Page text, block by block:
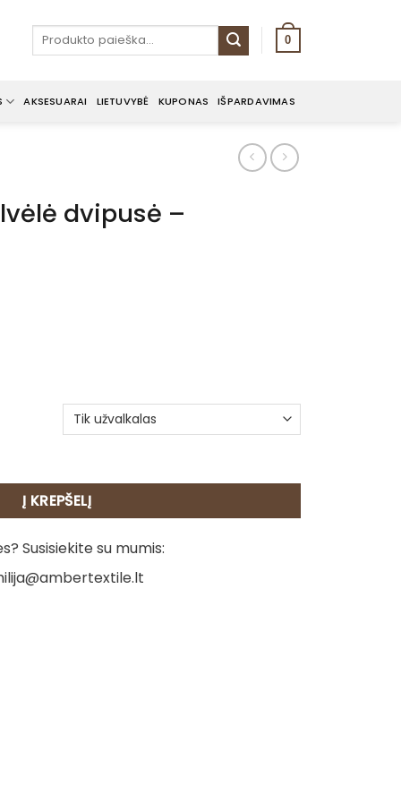
Ieškoti: 0
AKSESUARAI LIETUVYBĖ KUPONAS IŠPARDAVIMAS
dvipusė –
Į KREPŠELĮ
Susisiekite su mumis: